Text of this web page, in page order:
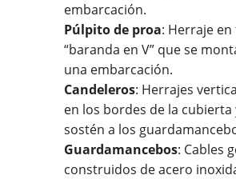
embarcación.
Púlpito de proa: Herraje
“baranda en V” que se
una embarcación.
Candeleros: Herrajes
en los bordes de la
sostén a los
Guardamancebos: Cables
construidos de acero